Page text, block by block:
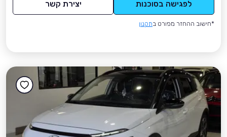
לפגישה בסוכנות יצירת קשר
*חישוב ההחזר מפורט בתקנון